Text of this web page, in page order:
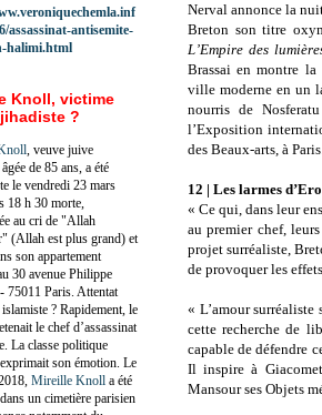
Nerval annonce la
Breton son titre
L’Empire des
Brassai en montre la
ville moderne en un
nourris de
l’Exposition
des Beaux-arts, à
12 | Les larmes
« Ce qui, dans leur
au premier chef,
projet surréaliste,
de provoquer les
« L’amour
cette recherche de
capable de défendre
Il inspire à
Mansour ses Objets
assassinat-antisemite-
halimi.html
Knoll, victime
?
, veuve juive
de 85 ans, a été
le vendredi 23 mars
18 h 30 morte,
au cri de "Allah
(Allah est plus grand) et
son appartement
30 avenue Philippe
75011 Paris. Attentat
? Rapidement, le
le chef d’assassinat
La classe politique
son émotion. Le
Mireille Knoll a été
un cimetière parisien